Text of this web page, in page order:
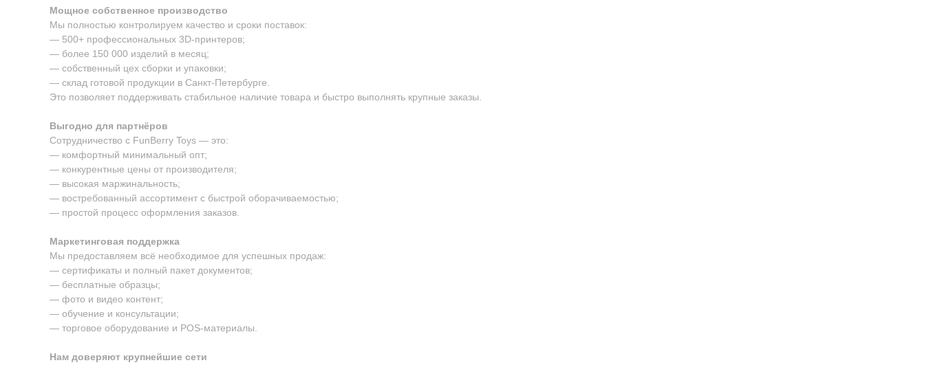
Мощное собственное производство
Мы полностью контролируем качество и сроки поставок:
— 500+ профессиональных 3D-принтеров;
— более 150 000 изделий в месяц;
— собственный цех сборки и упаковки;
— склад готовой продукции в Санкт-Петербурге.
Это позволяет поддерживать стабильное наличие товара и быстро выполнять крупные заказы.
Выгодно для партнёров
Сотрудничество с FunBerry Toys — это:
— комфортный минимальный опт;
— конкурентные цены от производителя;
— высокая маржинальность;
— востребованный ассортимент с быстрой оборачиваемостью;
— простой процесс оформления заказов.
Маркетинговая поддержка
Мы предоставляем всё необходимое для успешных продаж:
— сертификаты и полный пакет документов;
— бесплатные образцы;
— фото и видео контент;
— обучение и консультации;
— торговое оборудование и POS-материалы.
Нам доверяют крупнейшие сети